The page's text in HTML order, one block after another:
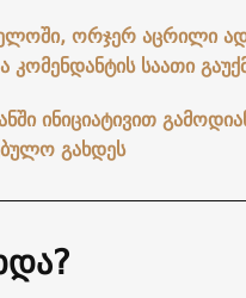
ორჯერ აცრილი
კომენდანტის საათი
ინიციატივით
გახდეს